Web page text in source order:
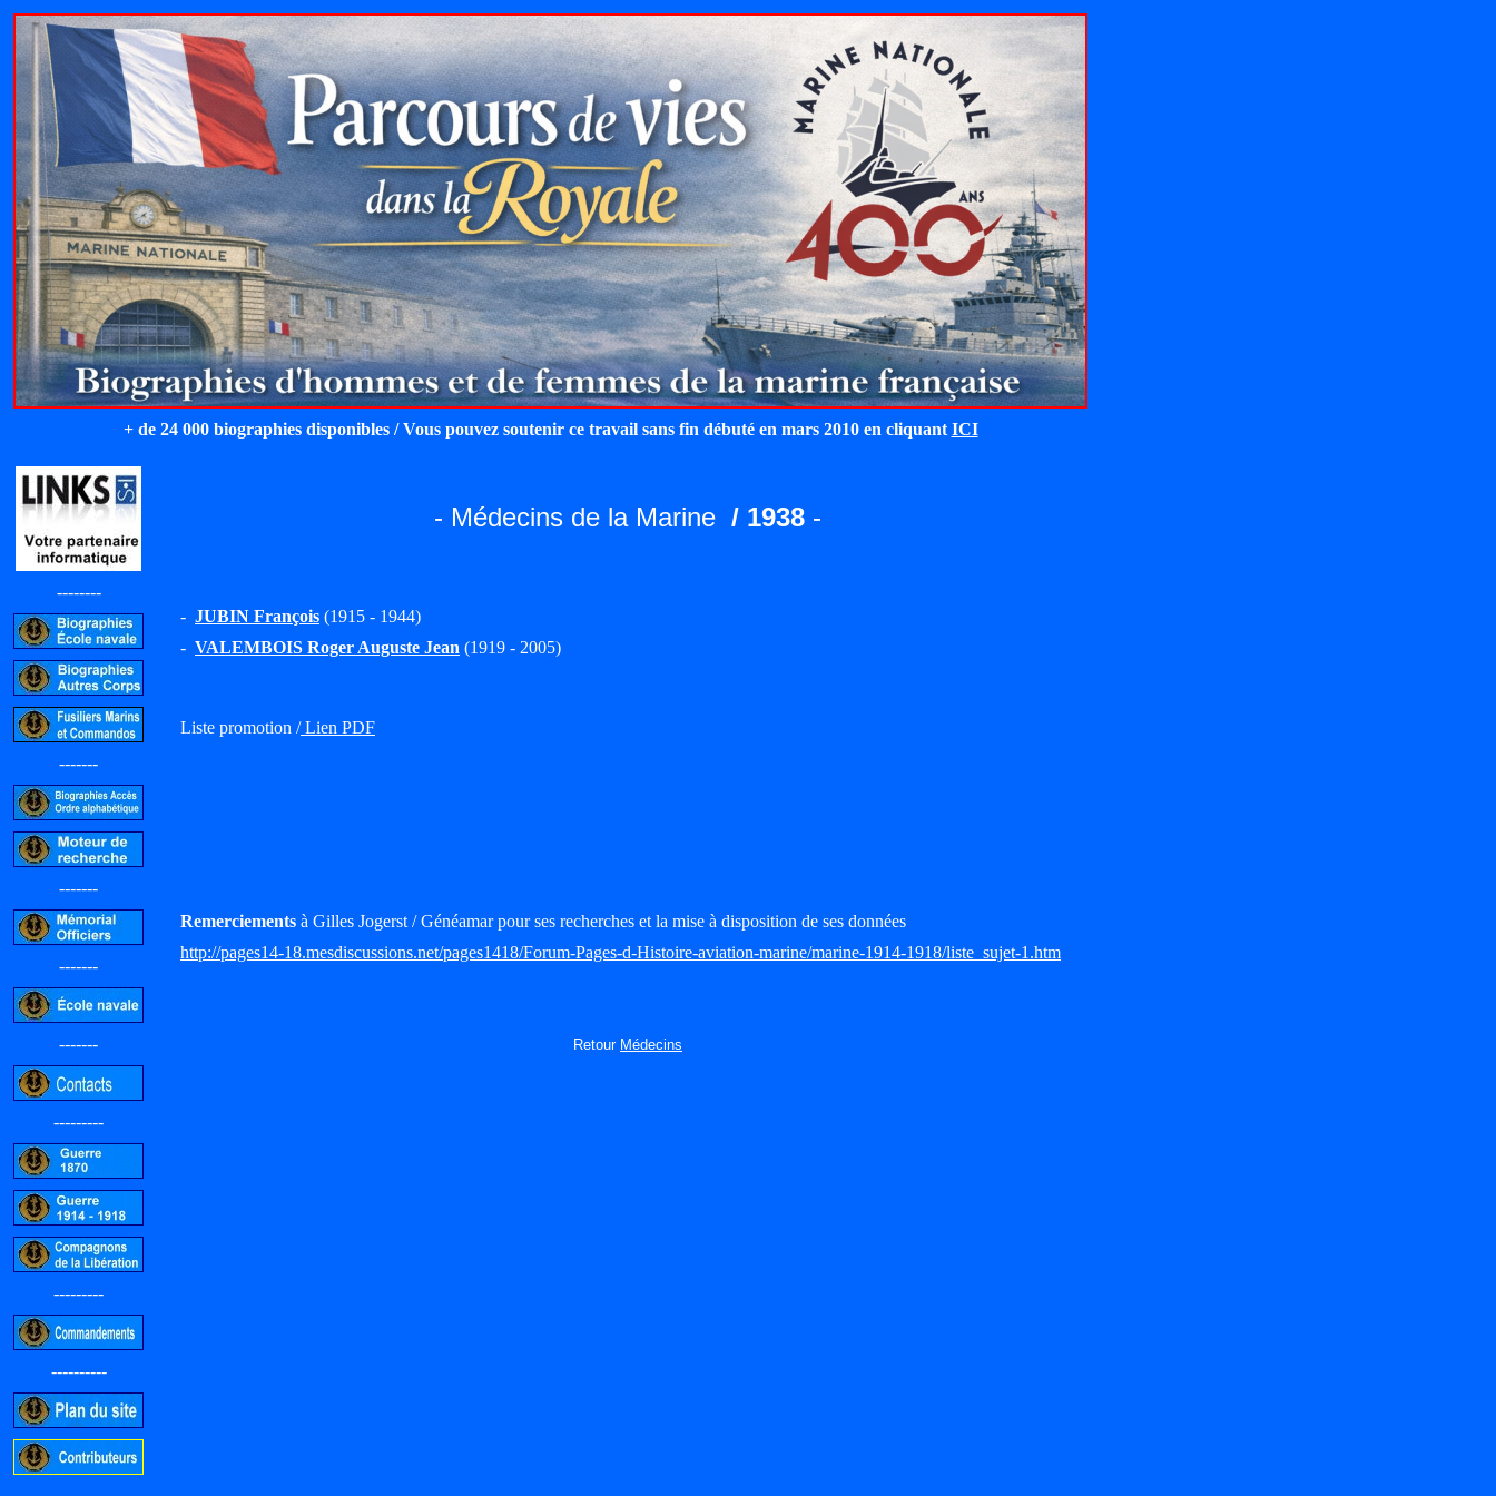
+ de 24 000 biographies disponibles / Vous pouvez soutenir ce travail sans fin débuté en mars 2010 en cliquant ICI
--------
-------
-------
-------
-------
---------
---------
----------
- Médecins de la Marine / 1938 -
- JUBIN François (1915 - 1944)
- VALEMBOIS Roger Auguste Jean (1919 - 2005)
Liste promotion /Lien PDF
Remerciements à Gilles Jogerst / Généamar pour ses recherches et la mise à disposition de ses données
http://pages14-18.mesdiscussions.net/pages1418/Forum-Pages-d-Histoire-aviation-marine/marine-1914-1918/liste_sujet-1.htm
Retour Médecins